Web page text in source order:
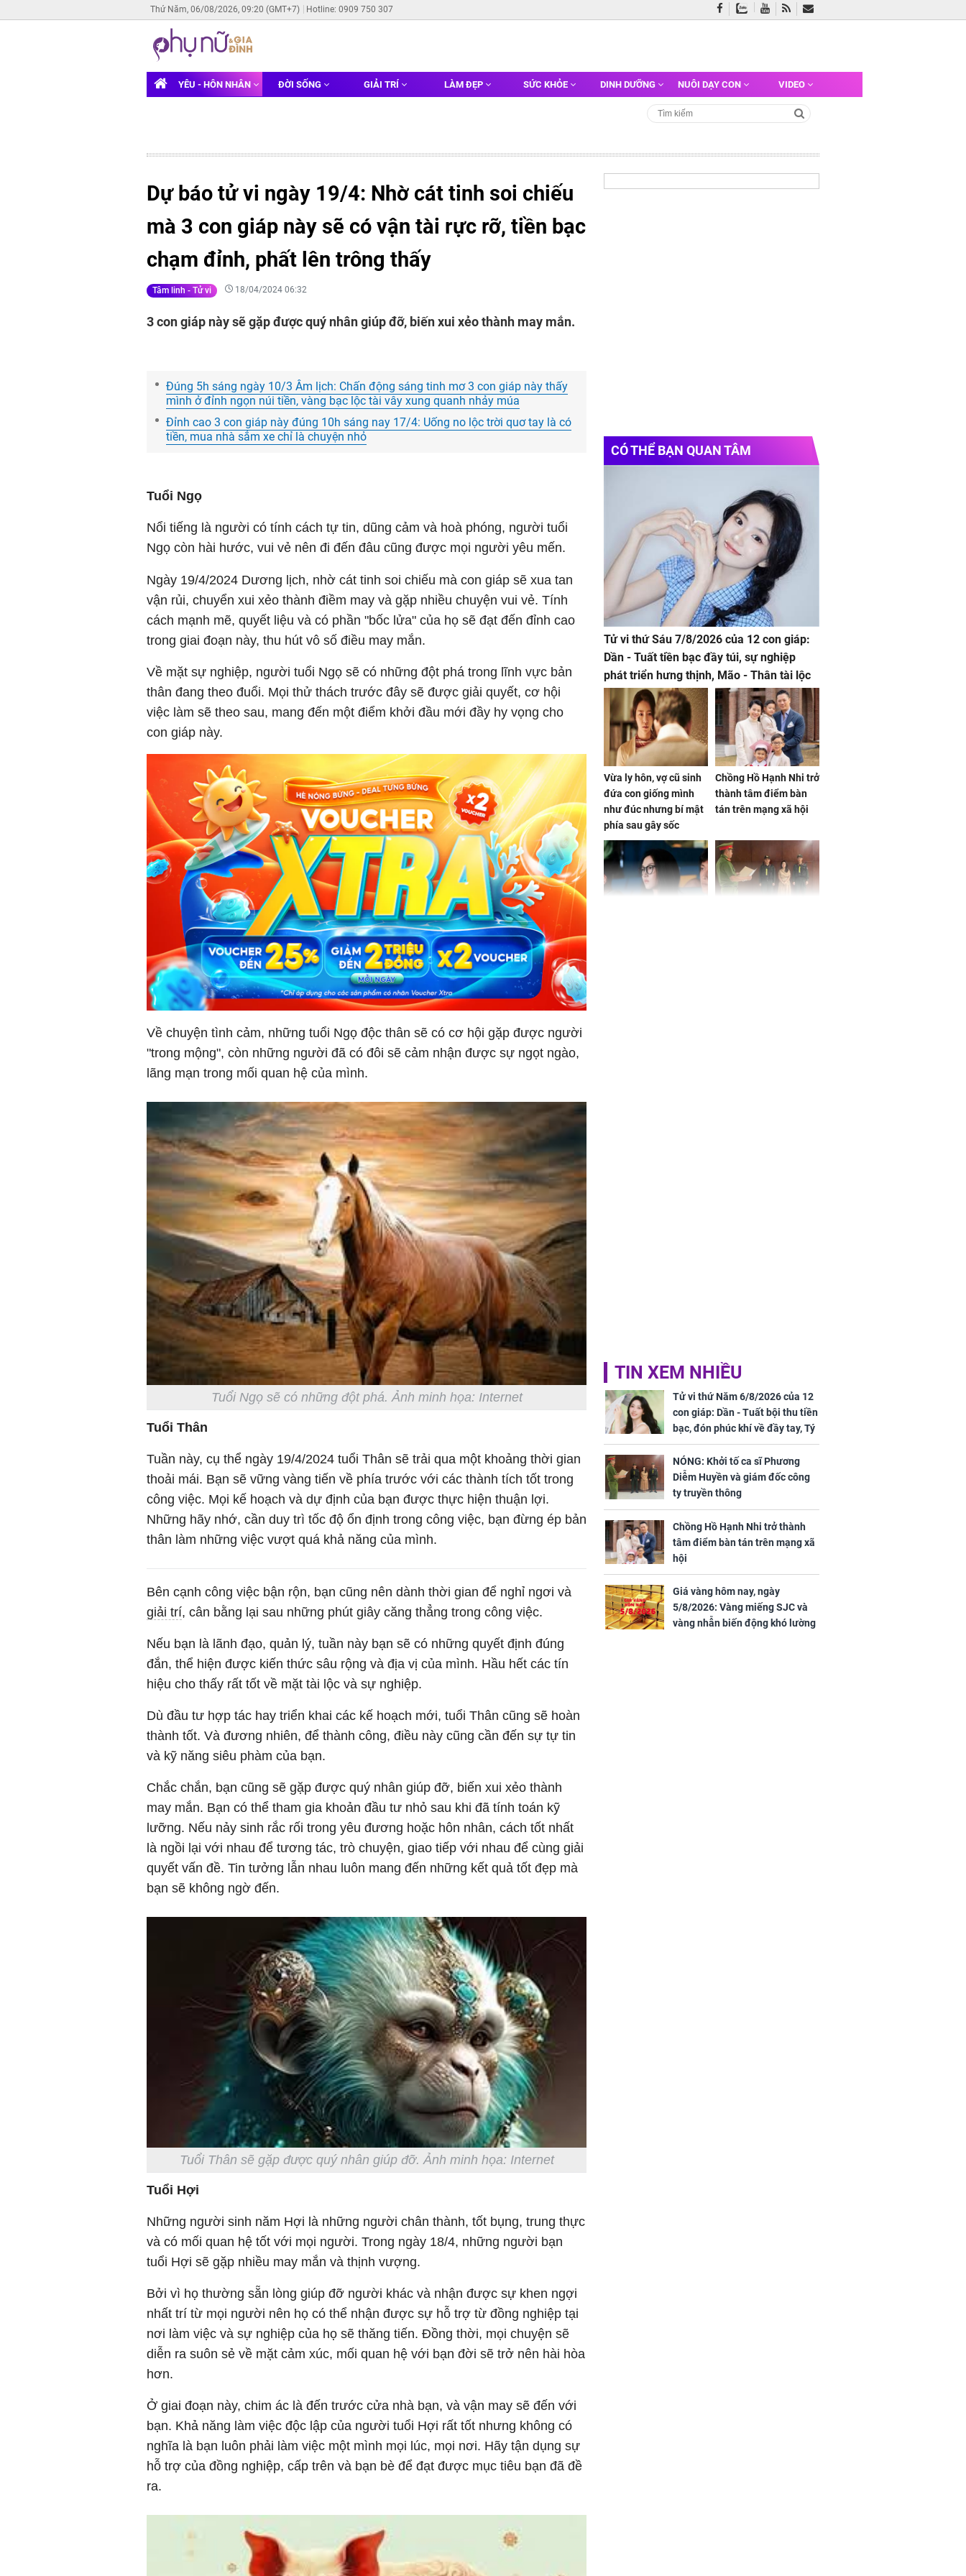
Thứ Năm, 06/08/2026, 09:20 (GMT+7) Hotline: 0909 750 307
YÊU - HÔN NHÂN ĐỜI SỐNG GIẢI TRÍ LÀM ĐẸP SỨC KHỎE DINH DƯỠNG NUÔI DẠY CON VIDEO
Dự báo tử vi ngày 19/4: Nhờ cát tinh soi chiếu
mà 3 con giáp này sẽ có vận tài rực rỡ, tiền bạc
chạm đỉnh, phất lên trông thấy
Tâm linh - Tử vi 18/04/2024 06:32
3 con giáp này sẽ gặp được quý nhân giúp đỡ, biến xui xẻo thành may mắn.
Đúng 5h sáng ngày 10/3 Âm lịch: Chấn động sáng tinh mơ 3 con giáp này thấy
mình ở đỉnh ngọn núi tiền, vàng bạc lộc tài vây xung quanh nhảy múa
Đỉnh cao 3 con giáp này đúng 10h sáng nay 17/4: Uống no lộc trời quơ tay là có
tiền, mua nhà sắm xe chỉ là chuyện nhỏ
Tuổi Ngọ
Nổi tiếng là người có tính cách tự tin, dũng cảm và hoà phóng, người tuổi
Ngọ còn hài hước, vui vẻ nên đi đến đâu cũng được mọi người yêu mến.
Ngày 19/4/2024 Dương lịch, nhờ cát tinh soi chiếu mà con giáp sẽ xua tan
vận rủi, chuyển xui xẻo thành điềm may và gặp nhiều chuyện vui vẻ. Tính
cách mạnh mẽ, quyết liệu và có phần "bốc lửa" của họ sẽ đạt đến đỉnh cao
trong giai đoạn này, thu hút vô số điều may mắn.
Về mặt sự nghiệp, người tuổi Ngọ sẽ có những đột phá trong lĩnh vực bản
thân đang theo đuổi. Mọi thử thách trước đây sẽ được giải quyết, cơ hội
việc làm sẽ theo sau, mang đến một điểm khởi đầu mới đầy hy vọng cho
con giáp này.
Về chuyện tình cảm, những tuổi Ngọ độc thân sẽ có cơ hội gặp được người
"trong mộng", còn những người đã có đôi sẽ cảm nhận được sự ngọt ngào,
lãng mạn trong mối quan hệ của mình.
Tuổi Ngọ sẽ có những đột phá. Ảnh minh họa: Internet
Tuổi Thân
Tuần này, cụ thể ngày 19/4/2024 tuổi Thân sẽ trải qua một khoảng thời gian
thoải mái. Bạn sẽ vững vàng tiến về phía trước với các thành tích tốt trong
công việc. Mọi kế hoạch và dự định của bạn được thực hiện thuận lợi.
Những hãy nhớ, cần duy trì tốc độ ổn định trong công việc, bạn đừng ép bản
thân làm những việc vượt quá khả năng của mình.
Bên cạnh công việc bận rộn, bạn cũng nên dành thời gian để nghỉ ngơi và
giải trí, cân bằng lại sau những phút giây căng thẳng trong công việc.
Nếu bạn là lãnh đạo, quản lý, tuần này bạn sẽ có những quyết định đúng
đắn, thể hiện được kiến thức sâu rộng và địa vị của mình. Hầu hết các tín
hiệu cho thấy rất tốt về mặt tài lộc và sự nghiệp.
Dù đầu tư hợp tác hay triển khai các kế hoạch mới, tuổi Thân cũng sẽ hoàn
thành tốt. Và đương nhiên, để thành công, điều này cũng cần đến sự tự tin
và kỹ năng siêu phàm của bạn.
Chắc chắn, bạn cũng sẽ gặp được quý nhân giúp đỡ, biến xui xẻo thành
may mắn. Bạn có thể tham gia khoản đầu tư nhỏ sau khi đã tính toán kỹ
lưỡng. Nếu nảy sinh rắc rối trong yêu đương hoặc hôn nhân, cách tốt nhất
là ngồi lại với nhau để tương tác, trò chuyện, giao tiếp với nhau để cùng giải
quyết vấn đề. Tin tưởng lẫn nhau luôn mang đến những kết quả tốt đẹp mà
bạn sẽ không ngờ đến.
Tuổi Thân sẽ gặp được quý nhân giúp đỡ. Ảnh minh họa: Internet
Tuổi Hợi
Những người sinh năm Hợi là những người chân thành, tốt bụng, trung thực
và có mối quan hệ tốt với mọi người. Trong ngày 18/4, những người bạn
tuổi Hợi sẽ gặp nhiều may mắn và thịnh vượng.
Bởi vì họ thường sẵn lòng giúp đỡ người khác và nhận được sự khen ngợi
nhất trí từ mọi người nên họ có thể nhận được sự hỗ trợ từ đồng nghiệp tại
nơi làm việc và sự nghiệp của họ sẽ thăng tiến. Đồng thời, mọi chuyện sẽ
diễn ra suôn sẻ về mặt cảm xúc, mối quan hệ với bạn đời sẽ trở nên hài hòa
hơn.
Ở giai đoạn này, chim ác là đến trước cửa nhà bạn, và vận may sẽ đến với
bạn. Khả năng làm việc độc lập của người tuổi Hợi rất tốt nhưng không có
nghĩa là bạn luôn phải làm việc một mình mọi lúc, mọi nơi. Hãy tận dụng sự
hỗ trợ của đồng nghiệp, cấp trên và bạn bè để đạt được mục tiêu bạn đã đề
ra.
CÓ THỂ BẠN QUAN TÂM
Tử vi thứ Sáu 7/8/2026 của 12 con giáp:
Dần - Tuất tiền bạc đầy túi, sự nghiệp
phát triển hưng thịnh, Mão - Thân tài lộc
ảm đạm, mọi sự khó thành công mỹ mãn
Vừa ly hôn, vợ cũ sinh
đứa con giống mình
như đúc nhưng bí mật
phía sau gây sốc
Chồng Hồ Hạnh Nhi trở
thành tâm điểm bàn
tán trên mạng xã hội
TIN XEM NHIỀU
Tử vi thứ Năm 6/8/2026 của 12
con giáp: Dần - Tuất bội thu tiền
bạc, đón phúc khí về đầy tay, Tý
- Mão công việc khó khăn, tiền
bạc đội nón ra đi
NÓNG: Khởi tố ca sĩ Phương
Diễm Huyền và giám đốc công
ty truyền thông
Chồng Hồ Hạnh Nhi trở thành
tâm điểm bàn tán trên mạng xã
hội
Giá vàng hôm nay, ngày
5/8/2026: Vàng miếng SJC và
vàng nhẫn biến động khó lường